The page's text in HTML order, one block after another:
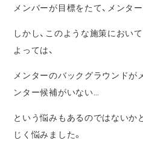
メンバーが目標をたて、メンタ
しかし、このような施策におい
よっては、
メンターのバックグラウンドが
ンター候補がいない…
という悩みもあるのではないか
じく悩みました。